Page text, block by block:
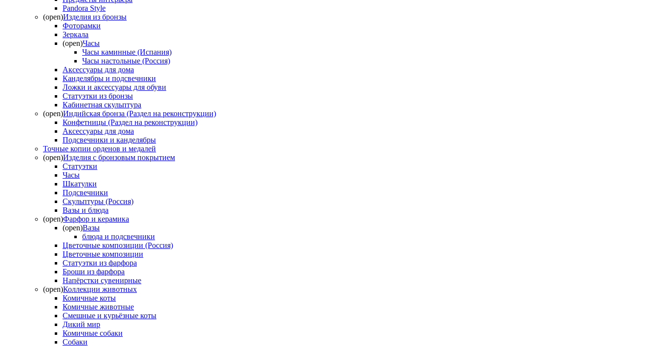
Pandora Style
(open)Изделия из бронзы
Фоторамки
Зеркала
(open)Часы
Часы каминные (Испания)
Часы настольные (Россия)
Аксессуары для дома
Канделябры и подсвечники
Ложки и аксессуары для обуви
Статуэтки из бронзы
Кабинетная скульптура
(open)Индийская бронза (Раздел на реконструкции)
Конфетницы (Раздел на реконструкции)
Аксессуары для дома
Подсвечники и канделябры
Точные копии орденов и медалей
(open)Изделия с бронзовым покрытием
Статуэтки
Часы
Шкатулки
Подсвечники
Скульптуры (Россия)
Вазы и блюда
(open)Фарфор и керамика
(open)Вазы
блюда и подсвечники
Цветочные композиции (Россия)
Цветочные композиции
Статуэтки из фарфора
Броши из фарфора
Напёрстки сувенирные
(open)Коллекции животных
Комичные коты
Комичные животные
Смешные и курьёзные коты
Дикий мир
Комичные собаки
Собаки